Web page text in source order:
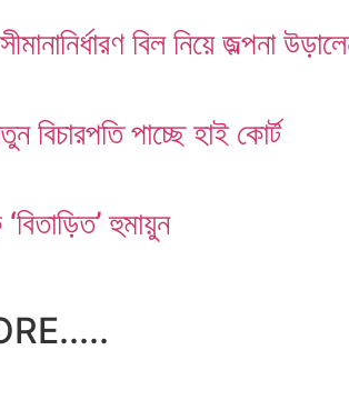
বিল নিয়ে জল্পনা
বিচারপতি পাচ্ছে হাই কোর্ট
হুমায়ুন